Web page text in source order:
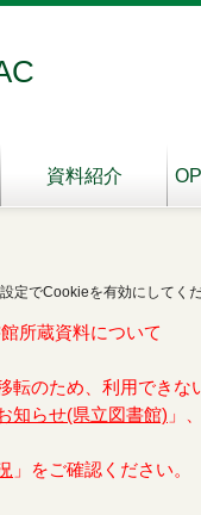
資料紹介
定でCookieを有効にしてく
所蔵資料について
転のため、利用できな
知らせ(県立図書館) 」
」をご確認ください。